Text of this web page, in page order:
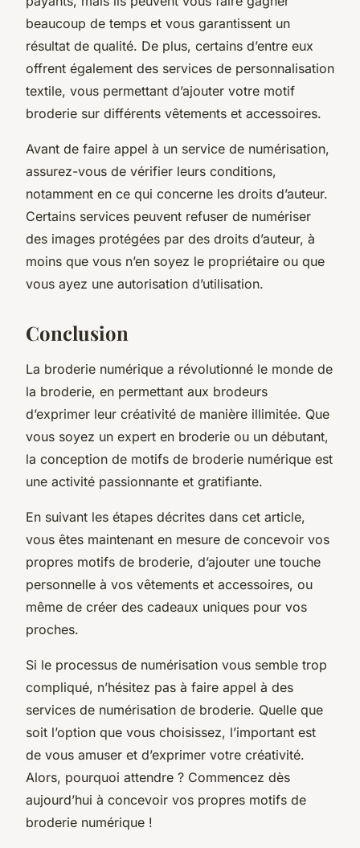
beaucoup de temps et vous garantissent un
résultat de qualité. De plus, certains d’entre eux
offrent également des services de personnalisation
textile, vous permettant d’ajouter votre motif
broderie sur différents vêtements et accessoires.
Avant de faire appel à un service de numérisation,
assurez-vous de vérifier leurs conditions,
notamment en ce qui concerne les droits d’auteur.
Certains services peuvent refuser de numériser
des images protégées par des droits d’auteur, à
moins que vous n’en soyez le propriétaire ou que
vous ayez une autorisation d’utilisation.
Conclusion
La broderie numérique a révolutionné le monde de
la broderie, en permettant aux brodeurs
d’exprimer leur créativité de manière illimitée. Que
vous soyez un expert en broderie ou un débutant,
la conception de motifs de broderie numérique est
une activité passionnante et gratifiante.
En suivant les étapes décrites dans cet article,
vous êtes maintenant en mesure de concevoir vos
propres motifs de broderie, d’ajouter une touche
personnelle à vos vêtements et accessoires, ou
même de créer des cadeaux uniques pour vos
proches.
Si le processus de numérisation vous semble trop
compliqué, n’hésitez pas à faire appel à des
services de numérisation de broderie. Quelle que
soit l’option que vous choisissez, l’important est
de vous amuser et d’exprimer votre créativité.
Alors, pourquoi attendre ? Commencez dès
aujourd’hui à concevoir vos propres motifs de
broderie numérique !